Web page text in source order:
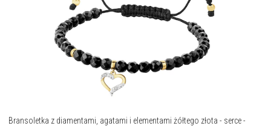
Bransoletka z diamentami, agatami i elementami żółtego złota - serce -